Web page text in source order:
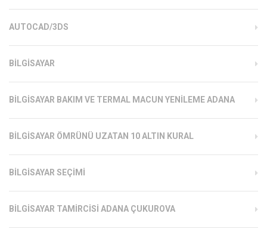
AUTOCAD/3DS
BILGISAYAR
BILGISAYAR BAKIM VE TERMAL MACUN YENILEME ADANA
BILGISAYAR ÖMRÜNÜ UZATAN 10 ALTIN KURAL
BILGISAYAR SEÇIMI
BILGISAYAR TAMIRCISI ADANA ÇUKUROVA